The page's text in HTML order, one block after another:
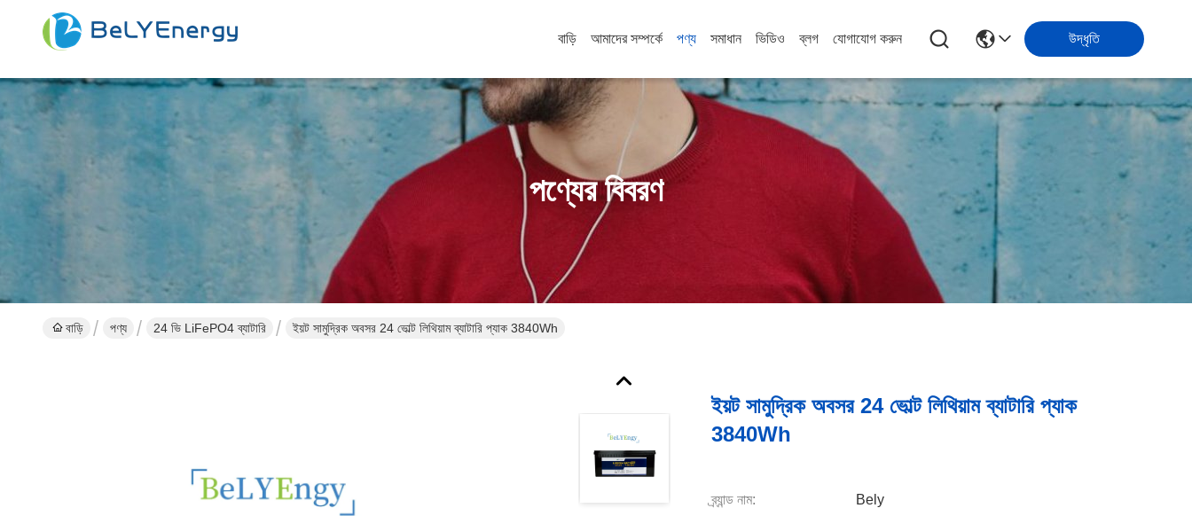
বাড়ি আমাদের সম্পর্কে পণ্য সমাধান ভিডিও ব্লগ যোগাযোগ করুন উদ্ধৃতি
পণ্যের বিবরণ
বাড়ি পণ্য 24 ভি LiFePO4 ব্যাটারি ইয়ট সামুদ্রিক অবসর 24 ভোল্ট লিথিয়াম ব্যাটারি প্যাক 3840Wh
ইয়ট সামুদ্রিক অবসর 24 ভোল্ট লিথিয়াম ব্যাটারি প্যাক
3840Wh
ব্র্যান্ড নাম: Bely